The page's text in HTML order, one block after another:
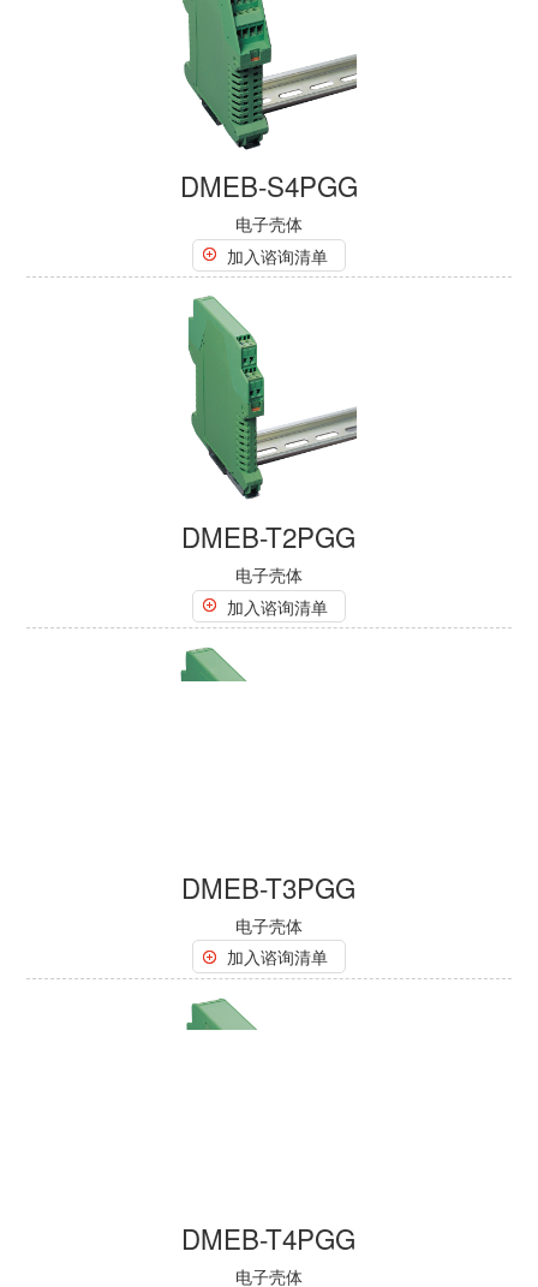
DMEB-S4PGG
电子壳体
加入谘询清单
DMEB-T2PGG
电子壳体
加入谘询清单
DMEB-T3PGG
电子壳体
加入谘询清单
DMEB-T4PGG
电子壳体